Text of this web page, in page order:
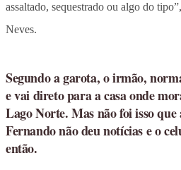
assaltado, sequestrado ou algo do
Neves.
Segundo a garota, o irmão,
e vai direto para a casa onde
Lago Norte. Mas não foi isso que
Fernando não deu notícias e o
então.